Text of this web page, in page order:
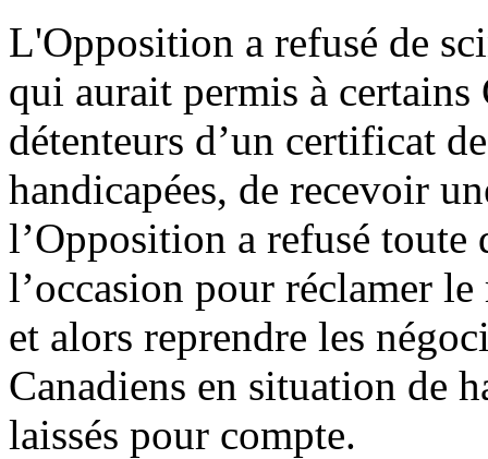
L'Opposition a refusé de
qui aurait permis à certains
détenteurs d’un certificat
handicapées, de recevoir
l’Opposition a refusé
l’occasion pour réclamer
et alors reprendre les
Canadiens en situation de
laissés pour compte.